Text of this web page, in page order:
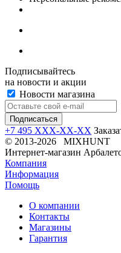
Подписывайтесь
на новости и акции
Новости магазина
+7 495 XXX-XX-XX
© 2013-2026 MIXHUNT
Интернет-магазин
Компания
Информация
Помощь
О компании
Контакты
Магазины
Гарантия